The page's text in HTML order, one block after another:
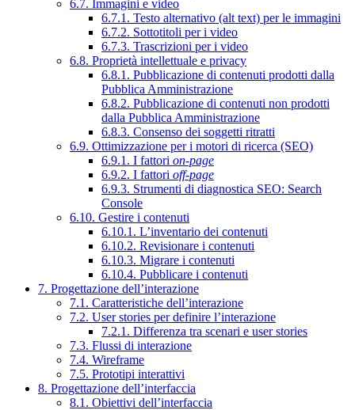
6.7. Immagini e video
6.7.1. Testo alternativo (alt text) per le immagini
6.7.2. Sottotitoli per i video
6.7.3. Trascrizioni per i video
6.8. Proprietà intellettuale e privacy
6.8.1. Pubblicazione di contenuti prodotti dalla
Pubblica Amministrazione
6.8.2. Pubblicazione di contenuti non prodotti
dalla Pubblica Amministrazione
6.8.3. Consenso dei soggetti ritratti
6.9. Ottimizzazione per i motori di ricerca (SEO)
6.9.1. I fattori on-page
6.9.2. I fattori off-page
6.9.3. Strumenti di diagnostica SEO: Search
Console
6.10. Gestire i contenuti
6.10.1. L’inventario dei contenuti
6.10.2. Revisionare i contenuti
6.10.3. Migrare i contenuti
6.10.4. Pubblicare i contenuti
7. Progettazione dell’interazione
7.1. Caratteristiche dell’interazione
7.2. User stories per definire l’interazione
7.2.1. Differenza tra scenari e user stories
7.3. Flussi di interazione
7.4. Wireframe
7.5. Prototipi interattivi
8. Progettazione dell’interfaccia
8.1. Obiettivi dell’interfaccia